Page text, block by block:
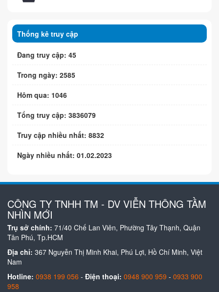
Thống kê truy cập
Đang truy cập: 45
Trong ngày: 2585
Hôm qua: 1046
Tổng truy cập: 3836079
Truy cập nhiều nhất: 8832
Ngày nhiều nhất: 01.02.2023
CÔNG TY TNHH TM - DV VIỄN THÔNG TẦM
NHÌN MỚI
Trụ sở chính: 71/40 Chế Lan Viên, Phường Tây Thạnh, Quận
Tân Phú, Tp.HCM
Địa chỉ: 367 Nguyễn Thị Minh Khai, Phú Lợi, Hồ Chí Minh, Việt
Nam
Hotline: 0938 199 056 - Điện thoại: 0948 900 959 - 0933 900
958